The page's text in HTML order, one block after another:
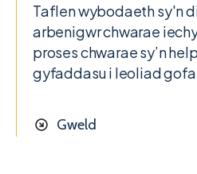
Taflen wybodaeth sy'n
arbenigwr chwarae
proses chwarae sy’n
gyfaddasu i leoliad
Gweld